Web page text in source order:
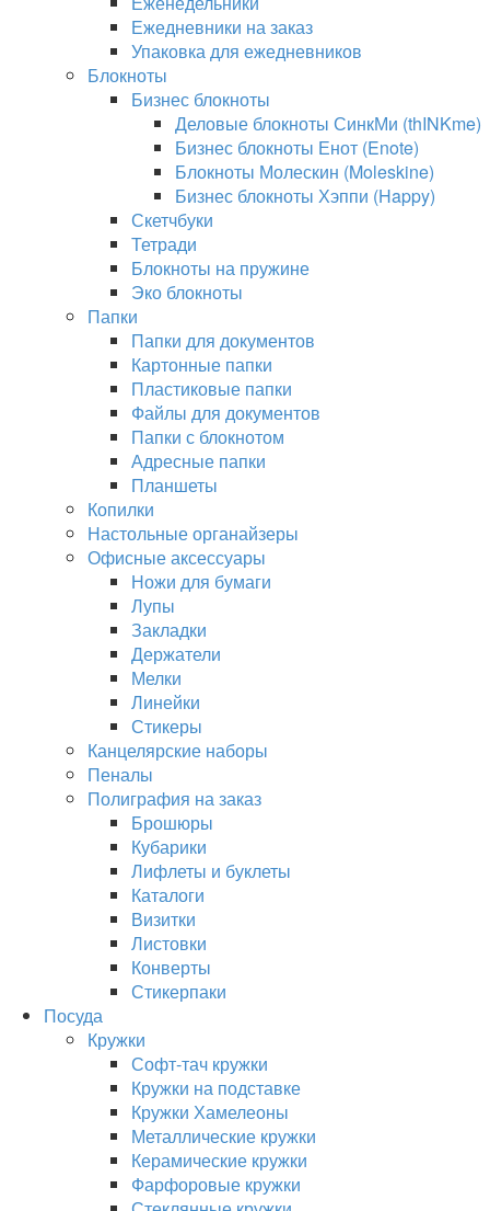
Ежедневники на заказ
Упаковка для ежедневников
Блокноты
Бизнес блокноты
Деловые блокноты СинкМи (thINKme)
Бизнес блокноты Енот (Enote)
Блокноты Молескин (Moleskine)
Бизнес блокноты Хэппи (Happy)
Скетчбуки
Тетради
Блокноты на пружине
Эко блокноты
Папки
Папки для документов
Картонные папки
Пластиковые папки
Файлы для документов
Папки с блокнотом
Адресные папки
Планшеты
Копилки
Настольные органайзеры
Офисные аксессуары
Ножи для бумаги
Лупы
Закладки
Держатели
Мелки
Линейки
Стикеры
Канцелярские наборы
Пеналы
Полиграфия на заказ
Брошюры
Кубарики
Лифлеты и буклеты
Каталоги
Визитки
Листовки
Конверты
Стикерпаки
Посуда
Кружки
Софт-тач кружки
Кружки на подставке
Кружки Хамелеоны
Металлические кружки
Керамические кружки
Фарфоровые кружки